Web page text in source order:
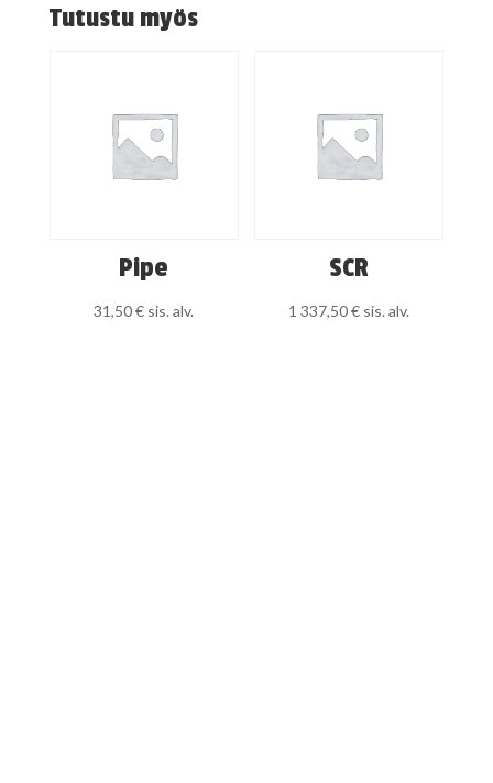
Tutustu myös
Pipe
31,50€ sis. alv.
SCR
1 337,50€ sis. alv.